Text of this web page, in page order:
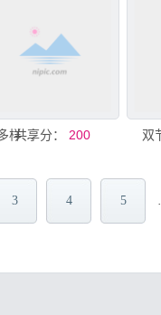
多样节庆装饰道具展示
共享分： 200
3 4 5